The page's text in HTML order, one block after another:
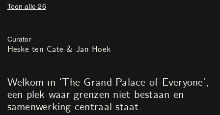
Toon alle 26
Curator
Heske ten Cate & Jan Hoek
Welkom in ‘The Grand Palace of Everyone’,
een plek waar grenzen niet bestaan en
samenwerking centraal staat.